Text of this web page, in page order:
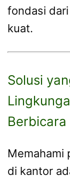
fondasi
kuat.
Solusi
Memahami
di kantor